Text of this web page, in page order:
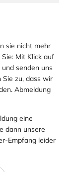
sie nicht mehr
Mit Klick auf
senden uns
zu, dass wir
Abmeldung
eine
dann unsere
Empfang leider